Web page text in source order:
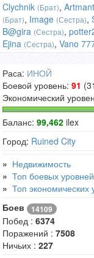
Clychnik (Брат), Artmant
(Брат), Image (Сестра),
B@gira (Сестра),
Ejina (Сестра), Vano
Раса: ИНОЙ
Боевой уровень: 91
Экономический
Баланс: 99,462 ilex
Город: Ruined City
» Недвижимость
» Топ боевых уровней
» Топ экономических
Боев
14109
Побед : 6374
Поражений : 7508
Ничьих : 227